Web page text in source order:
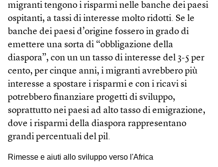
migranti tengono i risparmi nelle banche dei paesi
ospitanti, a tassi di interesse molto ridotti. Se le
banche dei paesi d’origine fossero in grado di
emettere una sorta di “obbligazione della
diaspora”, con un un tasso di interesse del 3-5 per
cento, per cinque anni, i migranti avrebbero più
interesse a spostare i risparmi e con i ricavi si
potrebbero finanziare progetti di sviluppo,
soprattutto nei paesi ad alto tasso di emigrazione,
dove i risparmi della diaspora rappresentano
grandi percentuali del pil.